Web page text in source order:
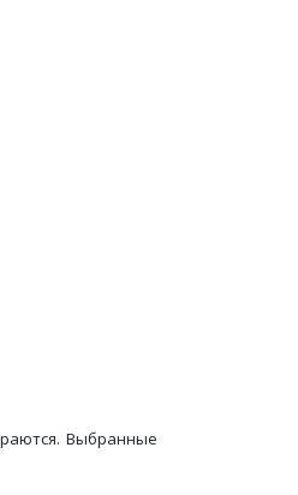
Выбранные